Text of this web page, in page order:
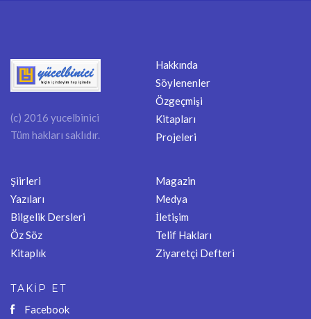
(c) 2016 yucelbinici
Tüm hakları saklıdır.
Hakkında
Söylenenler
Özgeçmişi
Kitapları
Projeleri
Şiirleri
Yazıları
Bilgelik Dersleri
Öz Söz
Kitaplık
Magazin
Medya
İletişim
Telif Hakları
Ziyaretçi Defteri
TAKİP ET
Facebook